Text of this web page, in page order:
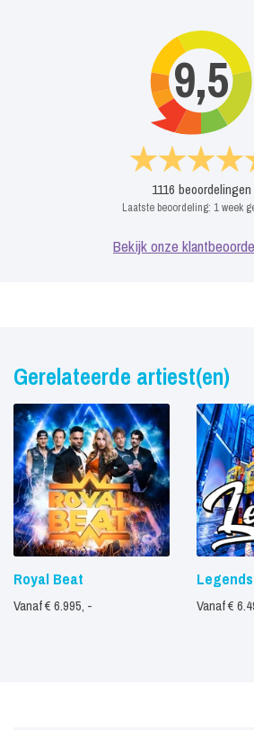
9,5
1116 beoordelingen
Laatste beoordeling: 1 week
Bekijk onze
Gerelateerde artiest(en)
Royal Beat
Vanaf € 6.995, -
Legends
Vanaf €